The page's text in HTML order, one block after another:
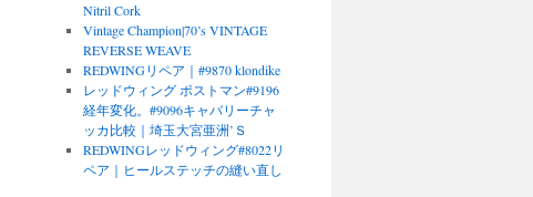
Nitril Cork
Vintage Champion|70’s VINTAGE
REVERSE WEAVE
REDWINGリペア｜#9870 klondike
レッドウィング ポストマン#9196
経年変化。#9096キャバリーチャ
ッカ比較｜埼玉大宮亜洲’Ｓ
REDWINGレッドウィング#8022リ
ペア｜ヒールステッチの縫い直し